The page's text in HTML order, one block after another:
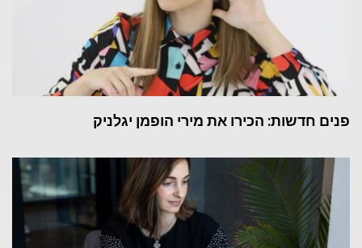
פנים חדשות: הכירו את מירי הופמן יגלניק